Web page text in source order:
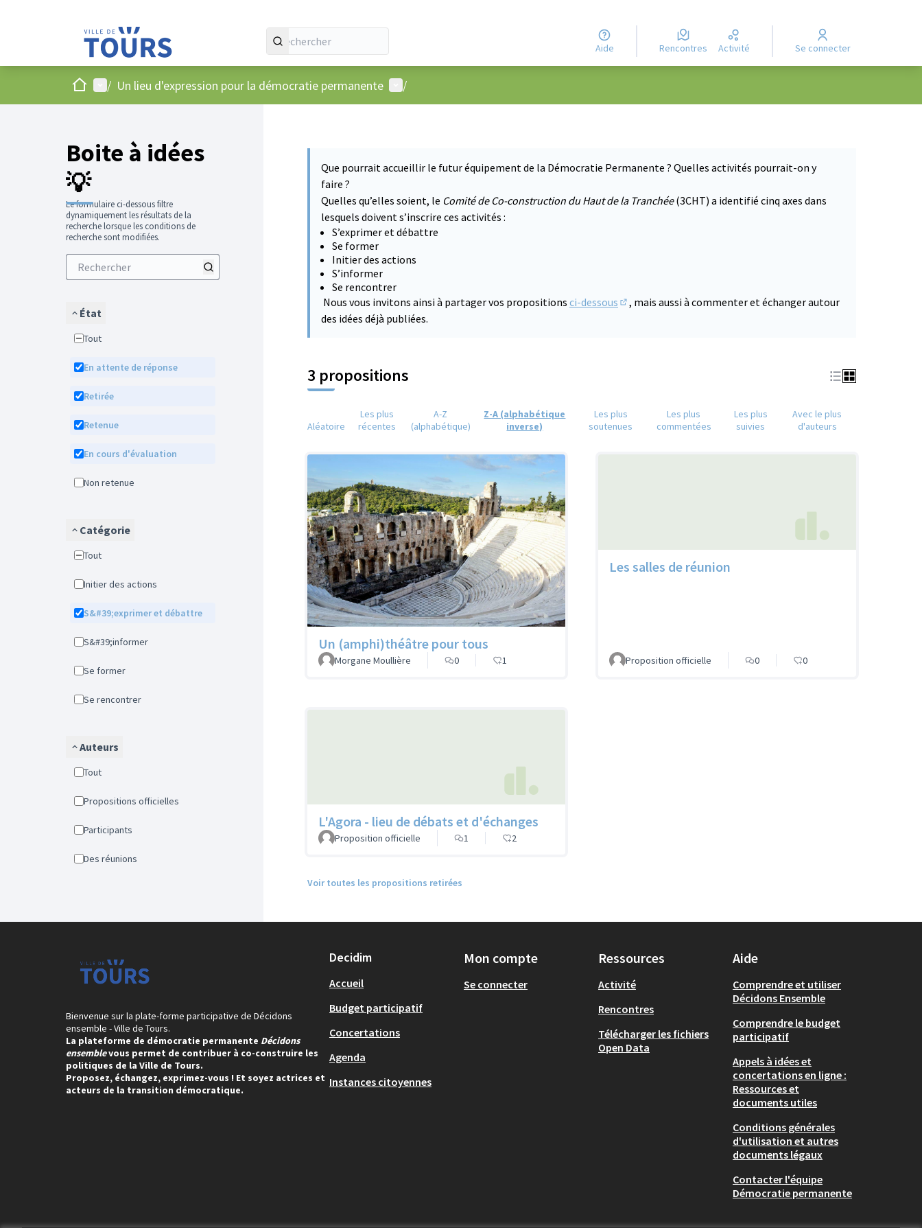
Aide Rencontres Activité Se connecter
AccueilMenu principal
/ Un lieu d'expression pour la démocratie permanente Menu utilisateur
/
Boite à idées
💡
Le formulaire ci-dessous filtre
dynamiquement les résultats de la
recherche lorsque les conditions de
recherche sont modifiées.
État
Tout
En attente de réponse
Retirée
Retenue
En cours d'évaluation
Non retenue
Catégorie
Tout
Initier des actions
S&#39;exprimer et débattre
S&#39;informer
Se former
Se rencontrer
Auteurs
Tout
Propositions officielles
Participants
Des réunions
Que pourrait accueillir le futur équipement de la Démocratie Permanente ? Quelles activités pourrait-on y
faire ?
Quelles qu’elles soient, le Comité de Co-construction du Haut de la Tranchée(3CHT) a identifié cinq axes dans
lesquels doivent s’inscrire ces activités :
S’exprimer et débattre
Se former
Initier des actions
S’informer
Se rencontrer
Nous vous invitons ainsi à partager vos propositions ci-dessous
, mais aussi à commenter et échanger autour
des idées déjà publiées.
3 propositions
Aléatoire
Les plus
récentes
A-Z
(alphabétique)
Z-A (alphabétique
inverse)
Les plus
soutenues
Les plus
commentées
Les plus
suivies
Avec le plus
d'auteurs
Un (amphi)théâtre pour tous
Morgane Moullière 0 1
Les salles de réunion
Proposition officielle 0 0
L'Agora - lieu de débats et d'échanges
Proposition officielle 1 2
Voir toutes les propositions retirées
Bienvenue sur la plate-forme participative de Décidons
ensemble - Ville de Tours.
La plateforme de démocratie permanente Décidons
ensemblevous permet de contribuer à co-construire les
politiques de la Ville de Tours.
Proposez, échangez, exprimez-vous ! Et soyez actrices et
acteurs de la transition démocratique.
Decidim
Accueil
Budget participatif
Concertations
Agenda
Instances citoyennes
Mon compte
Se connecter
Ressources
Activité
Rencontres
Télécharger les fichiers
Open Data
Aide
Comprendre et utiliser
Décidons Ensemble
Comprendre le budget
participatif
Appels à idées et
concertations en ligne :
Ressources et
documents utiles
Conditions générales
d'utilisation et autres
documents légaux
Contacter l'équipe
Démocratie permanente